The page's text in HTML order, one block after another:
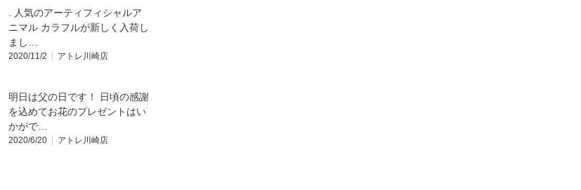
. 人気のアーティフィシャルア
ニマル カラフルが新しく入荷し
まし…
2020/11/2 アトレ川崎店
明日は父の日です！ 日頃の感謝
を込めてお花のプレゼントはい
かがで…
2020/6/20 アトレ川崎店